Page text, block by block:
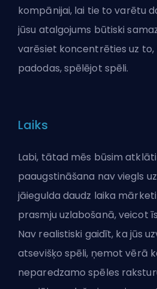
kompānijai, lai tie to varētu
jūsu atalgojums būtiski
varēsiet koncentrēties uz to,
padodas, spēlējot spēli.
Laiks
Labi, tātad mēs būsim atklāti
paaugstināšana nav viegls
jāiegulda daudz laika
prasmju uzlabošanā, veicot
Nav realistiski gaidīt, ka jūs
atsevišķo spēli, ņemot vērā
neparedzamo spēles